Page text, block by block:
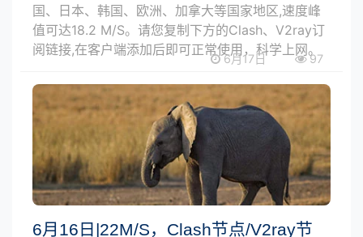
国、日本、韩国、欧洲、加拿大等国家地区,速度峰
值可达18.2 M/S。请您复制下方的Clash、V2ray订
阅链接,在客户端添加后即可正常使用，科学上网。
6月17日 97
6月16日|22M/S，Clash节点/V2ray节